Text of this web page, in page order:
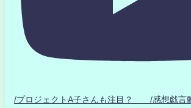
/プロジェクトA子さんも注目？ /感想戯言